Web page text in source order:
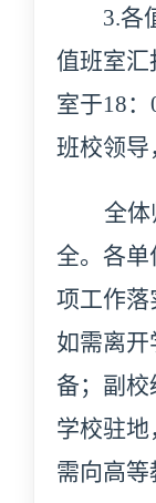
3.各
值班室
室于18
班校领导
全体
全。各单
项工作落
如需离
备；副校
学校驻
需向高等